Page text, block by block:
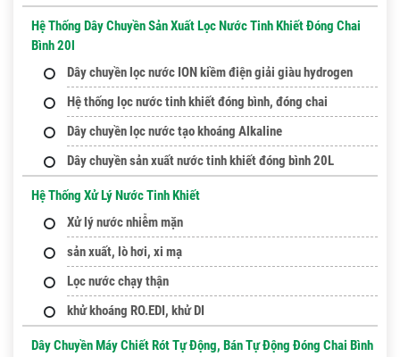
Hệ Thống Dây Chuyền Sản Xuất Lọc Nước Tinh Khiết Đóng Chai
Bình 20l
Dây chuyền lọc nước ION kiềm điện giải giàu hydrogen
Hệ thống lọc nước tinh khiết đóng bình, đóng chai
Dây chuyền lọc nước tạo khoáng Alkaline
Dây chuyền sản xuất nước tinh khiết đóng bình 20L
Hệ Thống Xử Lý Nước Tinh Khiết
Xử lý nước nhiễm mặn
sản xuất, lò hơi, xi mạ
Lọc nước chạy thận
khử khoáng RO.EDI, khử DI
Dây Chuyền Máy Chiết Rót Tự Động, Bán Tự Động Đóng Chai Bình